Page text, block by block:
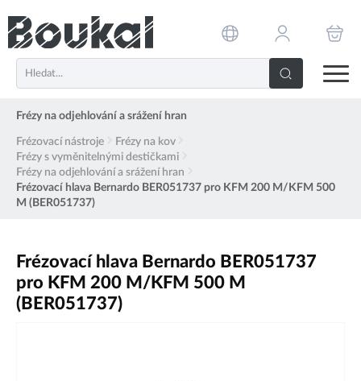
Frézy na odjehlování a srážení hran
Frézovací nástroje
Frézy na kov
Frézy s vyměnitelnými destičkami
Frézy na odjehlování a srážení hran
Frézovací hlava Bernardo BER051737 pro KFM 200 M/KFM 500
M (BER051737)
Frézovací hlava Bernardo BER051737
pro KFM 200 M/KFM 500 M
(BER051737)